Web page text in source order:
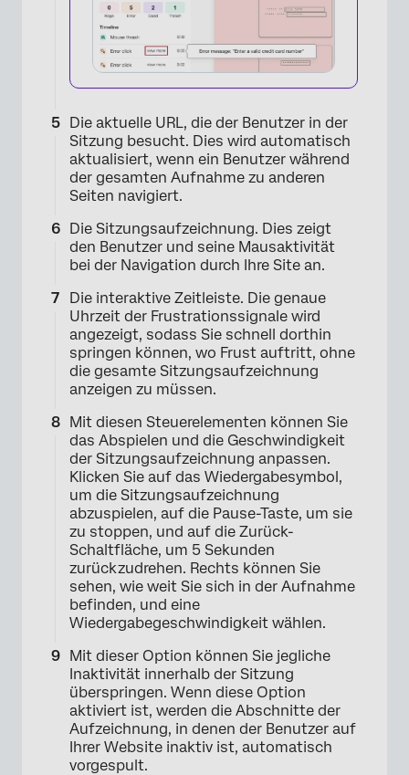
×
Die aktuelle URL, die der Benutzer in der
Sitzung besucht. Dies wird automatisch
aktualisiert, wenn ein Benutzer während
der gesamten Aufnahme zu anderen
Seiten navigiert.
Die Sitzungsaufzeichnung. Dies zeigt
den Benutzer und seine Mausaktivität
bei der Navigation durch Ihre Site an.
Die interaktive Zeitleiste. Die genaue
Uhrzeit der Frustrationssignale wird
angezeigt, sodass Sie schnell dorthin
springen können, wo Frust auftritt, ohne
die gesamte Sitzungsaufzeichnung
anzeigen zu müssen.
Mit diesen Steuerelementen können Sie
das Abspielen und die Geschwindigkeit
der Sitzungsaufzeichnung anpassen.
Klicken Sie auf das Wiedergabesymbol,
um die Sitzungsaufzeichnung
abzuspielen, auf die Pause-Taste, um sie
zu stoppen, und auf die Zurück-
Schaltfläche, um 5 Sekunden
zurückzudrehen. Rechts können Sie
sehen, wie weit Sie sich in der Aufnahme
befinden, und eine
Wiedergabegeschwindigkeit wählen.
Mit dieser Option können Sie jegliche
Inaktivität innerhalb der Sitzung
überspringen. Wenn diese Option
aktiviert ist, werden die Abschnitte der
Aufzeichnung, in denen der Benutzer auf
Ihrer Website inaktiv ist, automatisch
vorgespult.